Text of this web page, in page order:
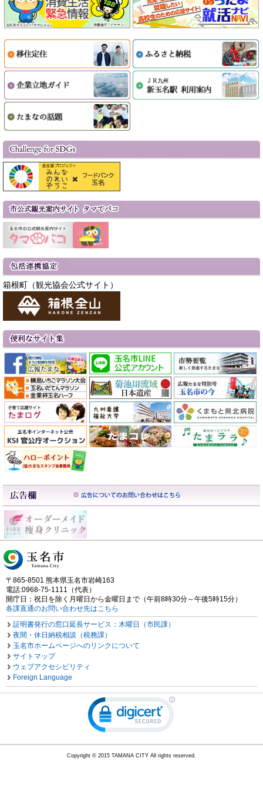
箱根町（観光協会公式サイト）
〒865-8501 熊本県玉名市岩崎163
電話:0968-75-1111（代表）
開庁日：祝日を除く月曜日から金曜日まで（午前8時30分～午後5時15分）
各課直通のお問い合わせ先はこちら
証明書発行の窓口延長サービス：木曜日（市民課）
夜間・休日納税相談（税務課）
玉名市ホームページへのリンクについて
サイトマップ
ウェブアクセシビリティ
Foreign Language
Copyright © 2015 TAMANA CITY All rights reserved.